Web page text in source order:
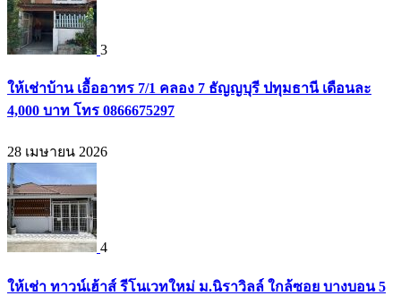
3
ให้เช่าบ้าน เอื้ออาทร 7/1 คลอง 7 ธัญญบุรี ปทุมธานี เดือนละ
4,000 บาท โทร 0866675297
28 เมษายน 2026
4
ให้เช่า ทาวน์เฮ้าส์ รีโนเวทใหม่ ม.นิราวิลล์ ใกล้ซอย บางบอน 5